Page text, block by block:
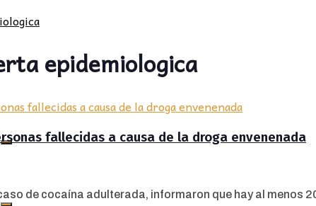
epidemiologica
fallecidas a causa de la droga envenenada
de cocaína adulterada, informaron que hay al menos